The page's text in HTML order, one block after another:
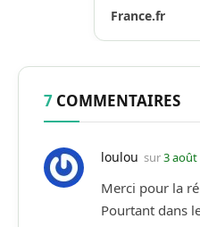
France.fr
7 COMMENTAIRES
loulou sur3 août
Merci pour la
Pourtant dans